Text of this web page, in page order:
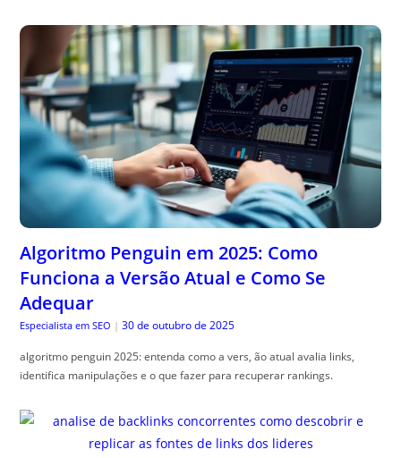
Algoritmo Penguin em 2025: Como
Funciona a Versão Atual e Como Se
Adequar
Especialista em SEO | 30 de outubro de 2025
algoritmo penguin 2025: entenda como a vers, ão atual avalia links,
identifica manipulações e o que fazer para recuperar rankings.